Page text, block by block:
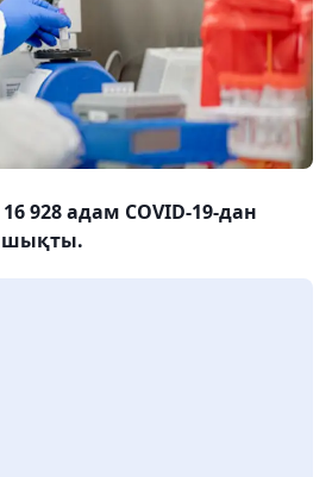
928 адам COVID-19-дан
шықты.